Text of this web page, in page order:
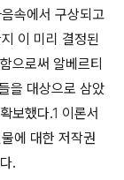
속에서 구상되고
이 미리 결정된
으로써 알베르티
을 대상으로 삼았
보했다.1 이론서
에 대한 저작권
.